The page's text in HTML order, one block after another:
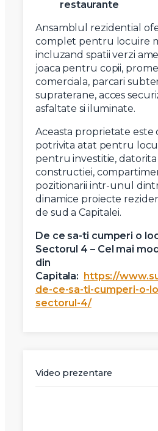
restaurante
Ansamblul rezidential
complet pentru locuire
incluzand spatii verzi
joaca pentru copii,
comerciala, parcari
supraterane, acces
asfaltate si iluminate.
Aceasta proprietate este
potrivita atat pentru
pentru investitie, datorita
constructiei,
pozitionarii intr-unul
dinamice proiecte
de sud a Capitalei.
De ce sa-ti cumperi o
Sectorul 4 – Cel mai
din
Capitala:
https://
de-ce-sa-ti-cumperi-o-
sectorul-4/
Video prezentare